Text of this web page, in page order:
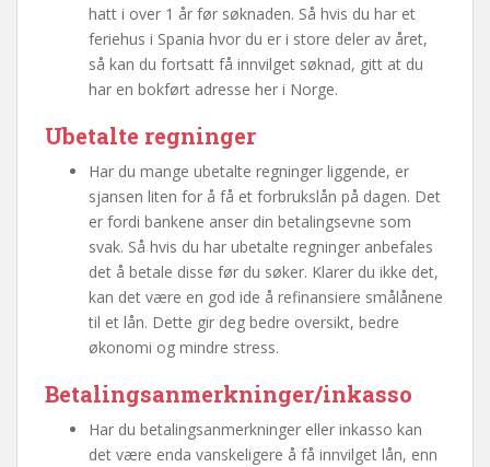
hatt i over 1 år før søknaden. Så hvis du har et
feriehus i Spania hvor du er i store deler av året,
så kan du fortsatt få innvilget søknad, gitt at du
har en bokført adresse her i Norge.
Ubetalte regninger
Har du mange ubetalte regninger liggende, er
sjansen liten for å få et forbrukslån på dagen. Det
er fordi bankene anser din betalingsevne som
svak. Så hvis du har ubetalte regninger anbefales
det å betale disse før du søker. Klarer du ikke det,
kan det være en god ide å refinansiere smålånene
til et lån. Dette gir deg bedre oversikt, bedre
økonomi og mindre stress.
Betalingsanmerkninger/inkasso
Har du betalingsanmerkninger eller inkasso kan
det være enda vanskeligere å få innvilget lån, enn